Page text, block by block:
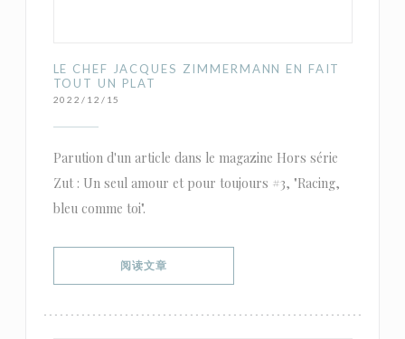
LE CHEF JACQUES ZIMMERMANN EN FAIT
TOUT UN PLAT
2022/12/15
Parution d'un article dans le magazine Hors série
Zut : Un seul amour et pour toujours #3, "Racing,
bleu comme toi".
阅读文章((在新窗口中打开))